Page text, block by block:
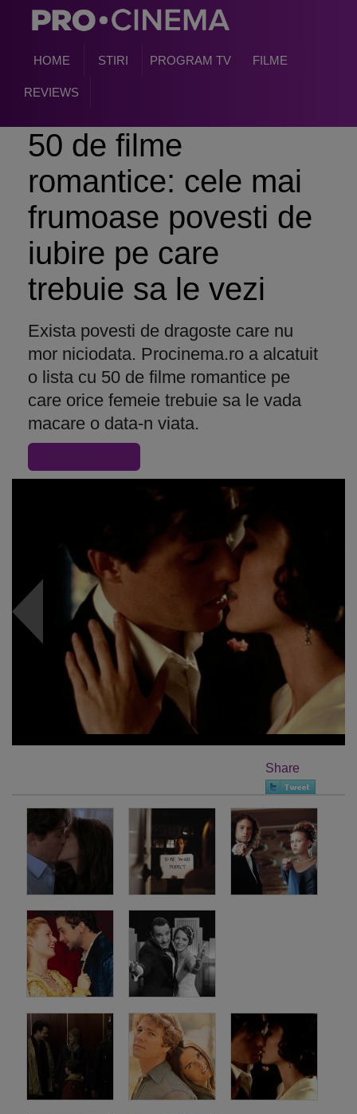
HOME STIRI PROGRAM TV FILME
REVIEWS
50 de filme
romantice: cele mai
frumoase povesti de
iubire pe care
trebuie sa le vezi
Exista povesti de dragoste care nu
mor niciodata. Procinema.ro a alcatuit
o lista cu 50 de filme romantice pe
care orice femeie trebuie sa le vada
macare o data-n viata.
Share